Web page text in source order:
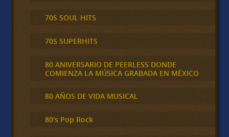
70S SOUL HITS
70S SUPERHITS
80 ANIVERSARIO DE PEERLESS DONDE
COMIENZA LA MÚSICA GRABADA EN MÉXICO
80 AÑOS DE VIDA MUSICAL
80's Pop Rock